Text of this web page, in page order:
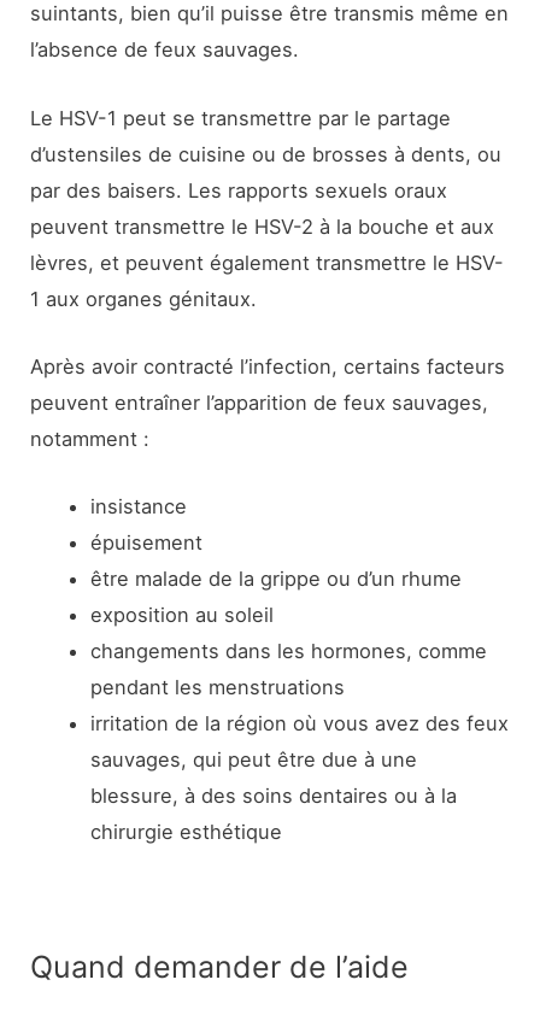
suintants, bien qu’il puisse être transmis même en
l’absence de feux sauvages.
Le HSV-1 peut se transmettre par le partage
d’ustensiles de cuisine ou de brosses à dents, ou
par des baisers. Les rapports sexuels oraux
peuvent transmettre le HSV-2 à la bouche et aux
lèvres, et peuvent également transmettre le HSV-
1 aux organes génitaux.
Après avoir contracté l’infection, certains facteurs
peuvent entraîner l’apparition de feux sauvages,
notamment :
insistance
épuisement
être malade de la grippe ou d’un rhume
exposition au soleil
changements dans les hormones, comme
pendant les menstruations
irritation de la région où vous avez des feux
sauvages, qui peut être due à une
blessure, à des soins dentaires ou à la
chirurgie esthétique
Quand demander de l’aide